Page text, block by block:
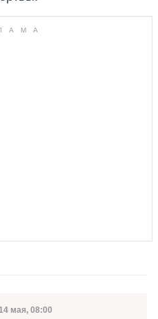
публикации
мая, 08:00